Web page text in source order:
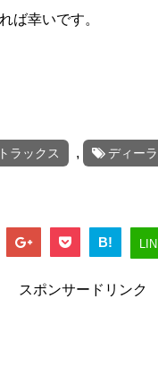
ば幸いです。
ラックス , ディー
B!
スポンサードリンク